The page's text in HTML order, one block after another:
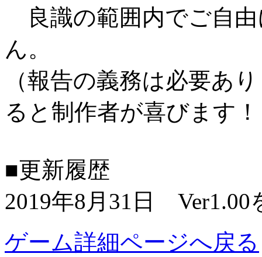
良識の範囲内でご自
ん。
（報告の義務は必要あ
ると制作者が喜びます
■更新履歴
2019年8月31日 Ver1.00
ゲーム詳細ページへ戻る